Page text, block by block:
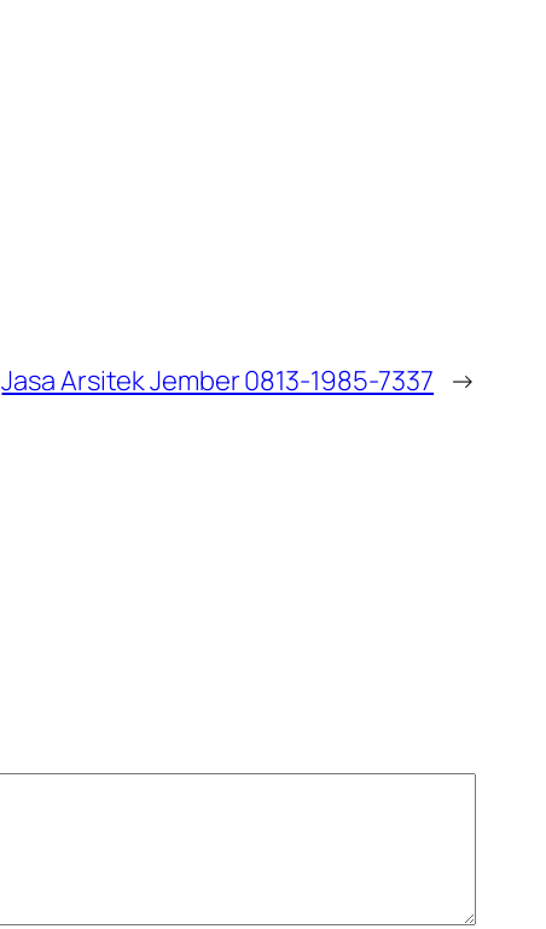
Jasa Arsitek Jember 0813-1985-7337 →